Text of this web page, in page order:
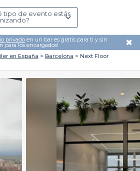
tipo de evento estás
privado en un bar es gratis para ti y sin
para los encargados! ✖
en España Barcelona
Next Floor